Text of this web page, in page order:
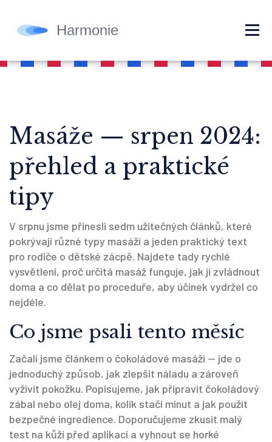
Masáže — srpen 2024:
přehled a praktické
tipy
V srpnu jsme přinesli sedm užitečných článků, které
pokrývají různé typy masáží a jeden praktický text
pro rodiče o dětské zácpě. Najdete tady rychlé
vysvětlení, proč určitá masáž funguje, jak ji zvládnout
doma a co dělat po proceduře, aby účinek vydržel co
nejdéle.
Co jsme psali tento měsíc
Začali jsme článkem o čokoládové masáži — jde o
jednoduchý způsob, jak zlepšit náladu a zároveň
vyživit pokožku. Popisujeme, jak připravit čokoládový
zábal nebo olej doma, kolik stačí minut a jak použít
bezpečné ingredience. Doporučujeme zkusit malý
test na kůži před aplikací a vyhnout se horké